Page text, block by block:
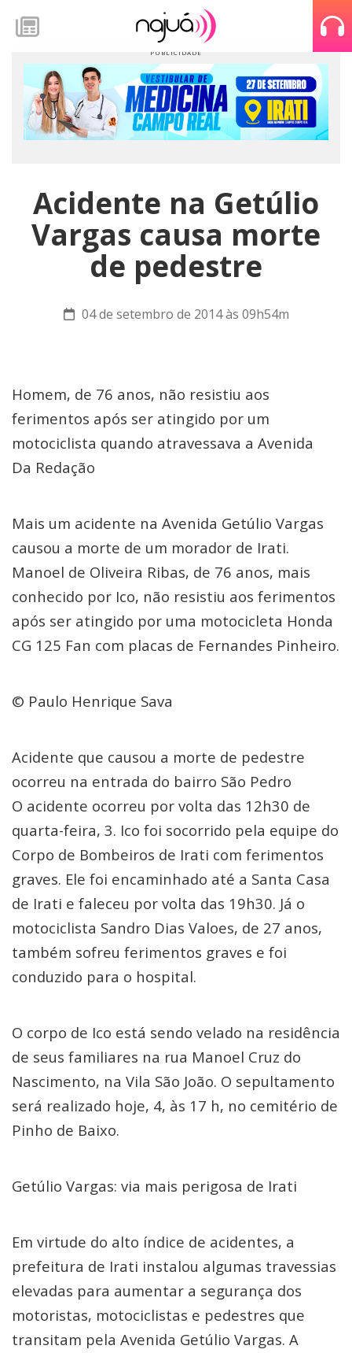
Acidente na Getúlio
Vargas causa morte
de pedestre
04 de setembro de 2014 às 09h54m
Homem, de 76 anos, não resistiu aos
ferimentos após ser atingido por um
motociclista quando atravessava a Avenida
Da Redação
Mais um acidente na Avenida Getúlio Vargas
causou a morte de um morador de Irati.
Manoel de Oliveira Ribas, de 76 anos, mais
conhecido por Ico, não resistiu aos ferimentos
após ser atingido por uma motocicleta Honda
CG 125 Fan com placas de Fernandes Pinheiro.
© Paulo Henrique Sava
Acidente que causou a morte de pedestre
ocorreu na entrada do bairro São Pedro
O acidente ocorreu por volta das 12h30 de
quarta-feira, 3. Ico foi socorrido pela equipe do
Corpo de Bombeiros de Irati com ferimentos
graves. Ele foi encaminhado até a Santa Casa
de Irati e faleceu por volta das 19h30. Já o
motociclista Sandro Dias Valoes, de 27 anos,
também sofreu ferimentos graves e foi
conduzido para o hospital.
O corpo de Ico está sendo velado na residência
de seus familiares na rua Manoel Cruz do
Nascimento, na Vila São João. O sepultamento
será realizado hoje, 4, às 17 h, no cemitério de
Pinho de Baixo.
Getúlio Vargas: via mais perigosa de Irati
Em virtude do alto índice de acidentes, a
prefeitura de Irati instalou algumas travessias
elevadas para aumentar a segurança dos
motoristas, motociclistas e pedestres que
transitam pela Avenida Getúlio Vargas. A